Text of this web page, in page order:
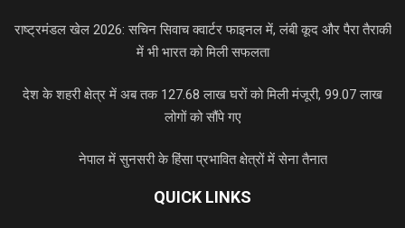
राष्ट्रमंडल खेल 2026: सचिन सिवाच क्वार्टर फाइनल में, लंबी कूद और पैरा तैराकी
में भी भारत को मिली सफलता
देश के शहरी क्षेत्र में अब तक 127.68 लाख घरों को मिली मंजूरी, 99.07 लाख
लोगों को सौंपे गए
नेपाल में सुनसरी के हिंसा प्रभावित क्षेत्रों में सेना तैनात
QUICK LINKS